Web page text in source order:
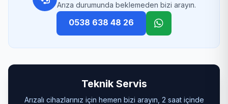
Arıza durumunda beklemeden bizi arayın.
0538 638 48 26
Teknik Servis
Arızalı cihazlarınız için hemen bizi arayın, 2 saat içinde